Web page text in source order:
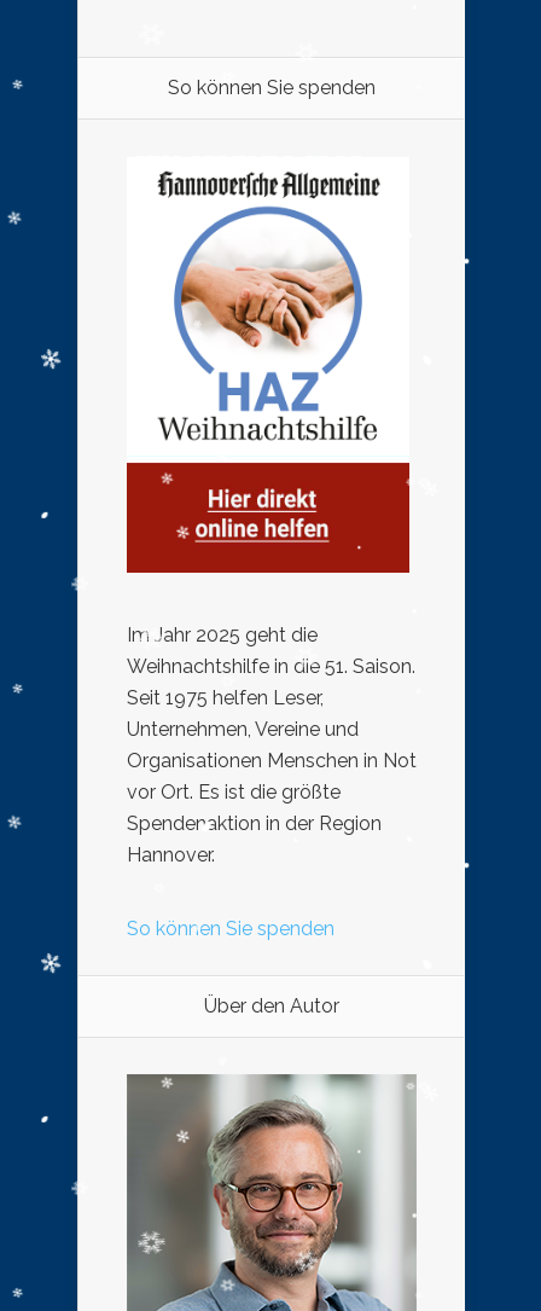
So können Sie spenden
Im Jahr 2025 geht die
Weihnachtshilfe in die 51. Saison.
Seit 1975 helfen Leser,
Unternehmen, Vereine und
Organisationen Menschen in Not
vor Ort. Es ist die größte
Spendenaktion in der Region
Hannover.
So können Sie spenden
Über den Autor